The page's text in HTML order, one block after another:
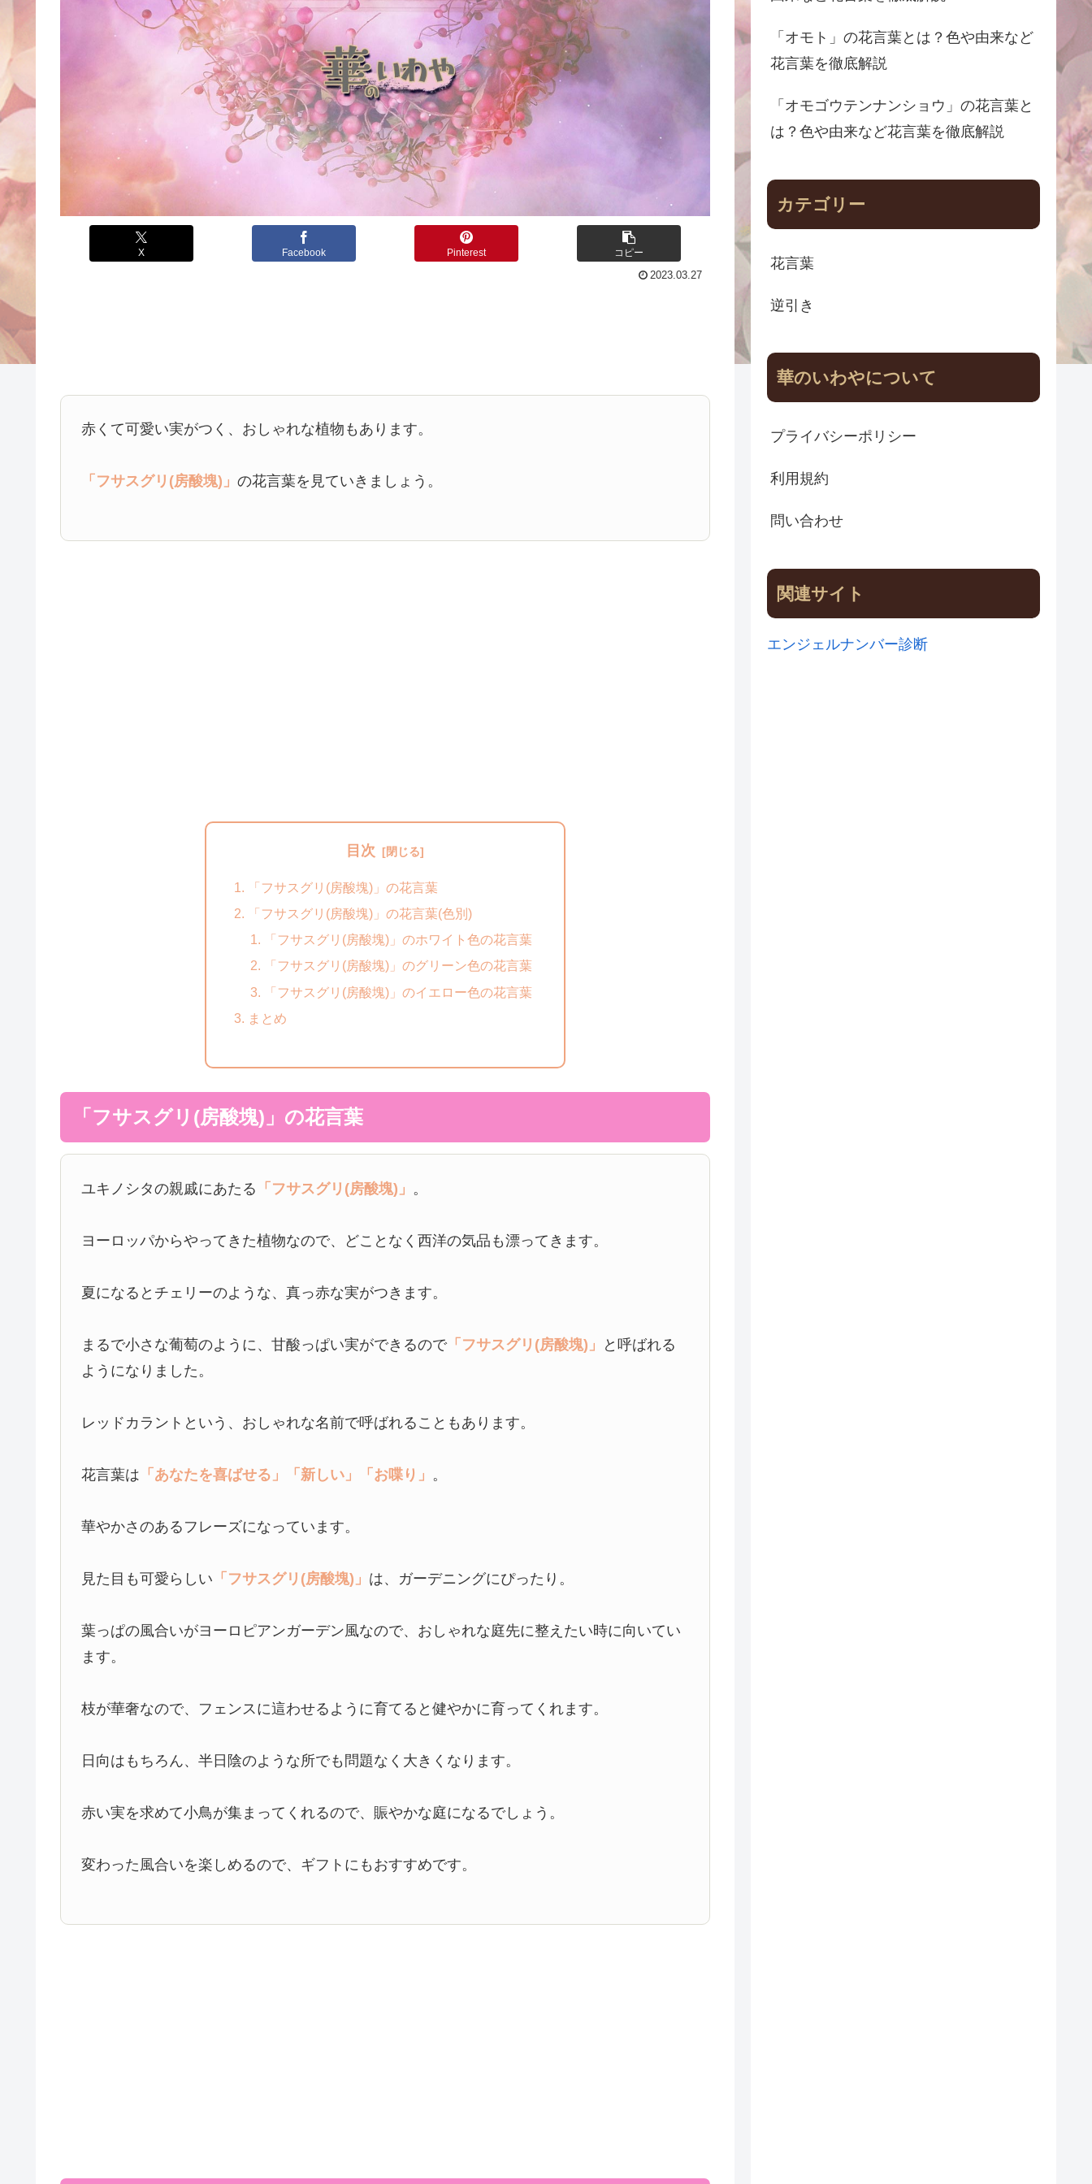
X Facebook Pinterest コピー
2023.03.27
赤くて可愛い実がつく、おしゃれな植物もあります。
「フサスグリ(房酸塊)」の花言葉を見ていきましょう。
目次
「フサスグリ(房酸塊)」の花言葉
「フサスグリ(房酸塊)」の花言葉(色別)
「フサスグリ(房酸塊)」のホワイト色の花言葉
「フサスグリ(房酸塊)」のグリーン色の花言葉
「フサスグリ(房酸塊)」のイエロー色の花言葉
まとめ
「フサスグリ(房酸塊)」の花言葉
ユキノシタの親戚にあたる 「フサスグリ(房酸塊)」 。
ヨーロッパからやってきた植物なので、どことなく西洋の気品も漂ってきます。
夏になるとチェリーのような、真っ赤な実がつきます。
まるで小さな葡萄のように、甘酸っぱい実ができるので「フサスグリ(房酸塊)」
と呼ばれる
ようになりました。
レッドカラントという、おしゃれな名前で呼ばれることもあります。
花言葉は 「あなたを喜ばせる」 「新しい」 「お喋り」 。
華やかさのあるフレーズになっています。
見た目も可愛らしい 「フサスグリ(房酸塊)」 は、ガーデニングにぴったり。
葉っぱの風合いがヨーロピアンガーデン風なので、おしゃれな庭先に整えたい時に向いてい
ます。
枝が華奢なので、フェンスに這わせるように育てると健やかに育ってくれます。
日向はもちろん、半日陰のような所でも問題なく大きくなります。
赤い実を求めて小鳥が集まってくれるので、賑やかな庭になるでしょう。
変わった風合いを楽しめるので、ギフトにもおすすめです。
「オモト」の花言葉とは？色や由来など
花言葉を徹底解説
「オモゴウテンナンショウ」の花言葉と
は？色や由来など花言葉を徹底解説
カテゴリー
花言葉
逆引き
華のいわやについて
プライバシーポリシー
利用規約
問い合わせ
関連サイト
エンジェルナンバー診断